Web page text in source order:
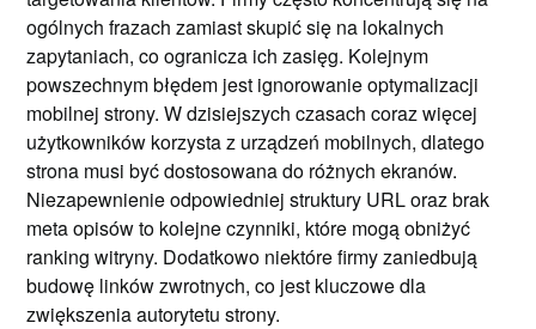
ogólnych frazach zamiast skupić się na lokalnych
zapytaniach, co ogranicza ich zasięg. Kolejnym
powszechnym błędem jest ignorowanie optymalizacji
mobilnej strony. W dzisiejszych czasach coraz więcej
użytkowników korzysta z urządzeń mobilnych, dlatego
strona musi być dostosowana do różnych ekranów.
Niezapewnienie odpowiedniej struktury URL oraz brak
meta opisów to kolejne czynniki, które mogą obniżyć
ranking witryny. Dodatkowo niektóre firmy zaniedbują
budowę linków zwrotnych, co jest kluczowe dla
zwiększenia autorytetu strony.